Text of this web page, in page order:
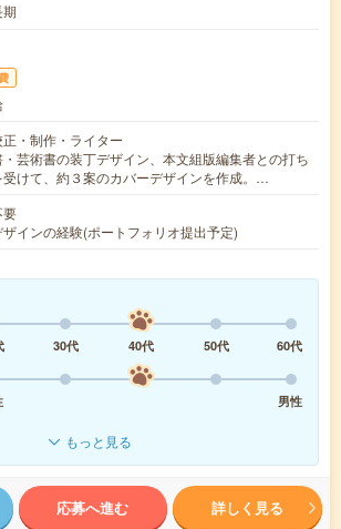
・制作・ライター
・芸術書の装丁デザイン、本文組版編集者との打ち
受けて、約３案のカバーデザインを作成。…
要
ザインの経験(ポートフォリオ提出予定)
30代 40代 50代
60代
男性
もっと見る
応募へ進む 詳しく見る